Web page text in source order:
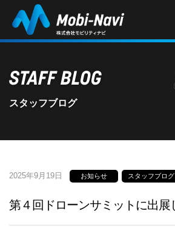
STAFF BLOG
スタッフブログ
2025年9月19日 お知らせ スタッフブログ
第４回ドローンサミットに出展